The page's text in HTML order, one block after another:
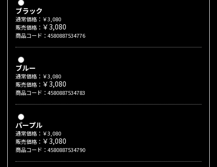
ブラック
通常価格：￥3,080
販売価格： ￥3,080
商品コード：4580887534776
ブルー
通常価格：￥3,080
販売価格： ￥3,080
商品コード：4580887534783
パープル
通常価格：￥3,080
販売価格： ￥3,080
商品コード：4580887534790